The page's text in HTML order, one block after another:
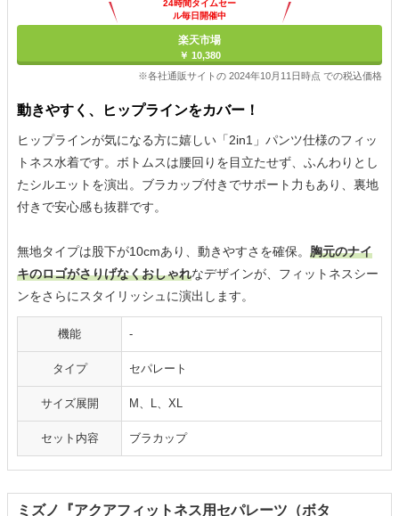
24時間タイムセー
ル毎日開催中
楽天市場
￥ 10,380
※各社通販サイトの 2024年10月11日時点 での税込価格
動きやすく、ヒップラインをカバー！
ヒップラインが気になる方に嬉しい「2in1」パンツ仕様のフィッ
トネス水着です。ボトムスは腰回りを目立たせず、ふんわりとし
たシルエットを演出。ブラカップ付きでサポート力もあり、裏地
付きで安心感も抜群です。
無地タイプは股下が10cmあり、動きやすさを確保。 胸元のナイ
キのロゴがさりげなくおしゃれなデザインが、フィットネスシー
ンをさらにスタイリッシュに演出します。
機能 -
タイプ セパレート
サイズ展開 M、L、XL
セット内容 ブラカップ
ミズノ『アクアフィットネス用セパレーツ（ボタ